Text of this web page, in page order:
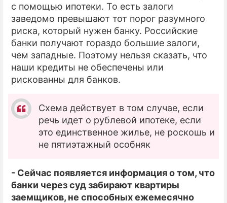
с помощью ипотеки. То есть залоги
заведомо превышают тот порог разумного
риска, который нужен банку. Российские
банки получают гораздо большие залоги,
чем западные. Поэтому нельзя сказать, что
наши кредиты не обеспечены или
рискованны для банков.
Cхема действует в том случае, если
речь идет о рублевой ипотеке, если
это единственное жилье, не роскошь и
не пятиэтажный особняк
- Сейчас появляется информация о том, что
банки через суд забирают квартиры
заемщиков, не способных ежемесячно